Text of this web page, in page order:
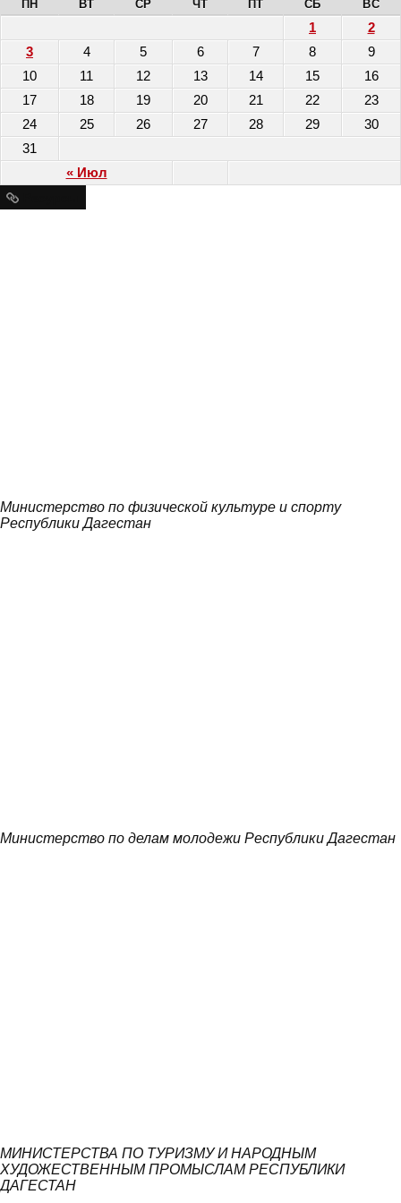
ПН ВТ СР ЧТ ПТ СБ ВС
« Июл
1
2
3
4 5 6 7 8
9
10
11 12 13 14 15
16
17
18 19 20 21 22
23
24
25 26 27 28 29
30
31
Министерство по физической культуре и спорту
Республики Дагестан
Министерство по делам молодежи Республики Дагестан
МИНИСТЕРСТВА ПО ТУРИЗМУ И НАРОДНЫМ
ХУДОЖЕСТВЕННЫМ ПРОМЫСЛАМ РЕСПУБЛИКИ
ДАГЕСТАН